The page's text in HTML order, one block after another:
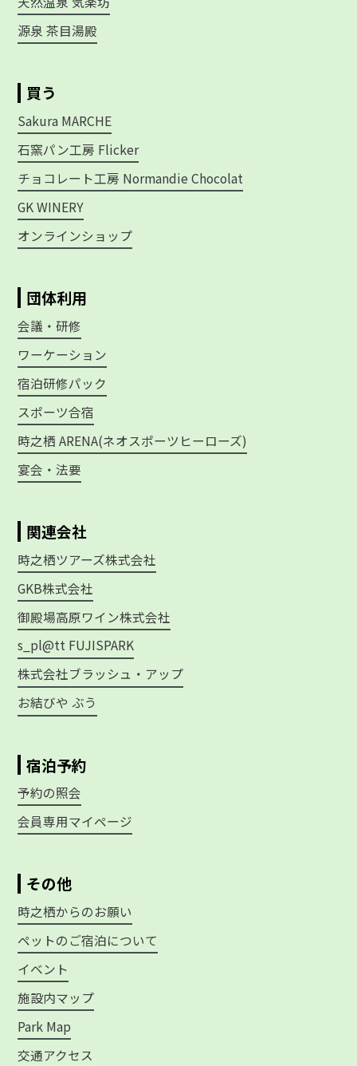
源泉 茶目湯殿
買う
Sakura MARCHE
石窯パン工房 Flicker
チョコレート工房 Normandie Chocolat
GK WINERY
オンラインショップ
団体利用
会議・研修
ワーケーション
宿泊研修パック
スポーツ合宿
時之栖 ARENA(ネオスポーツヒーローズ)
宴会・法要
関連会社
時之栖ツアーズ株式会社
GKB株式会社
御殿場高原ワイン株式会社
s_pl@tt FUJISPARK
株式会社ブラッシュ・アップ
お結びや ぶう
宿泊予約
予約の照会
会員専用マイページ
その他
時之栖からのお願い
ペットのご宿泊について
イベント
施設内マップ
Park Map
交通アクセス